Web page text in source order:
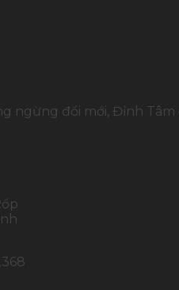
ngừng đổi mới, Đỉnh